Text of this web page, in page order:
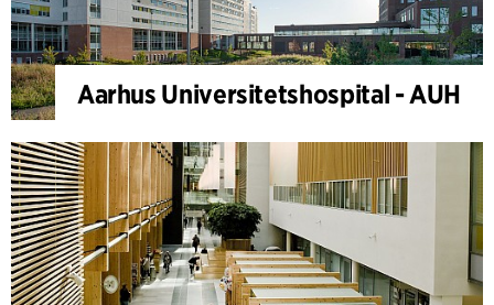
Aarhus Universitetshospital - AUH